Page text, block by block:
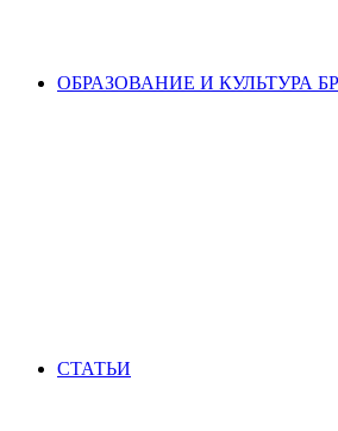
ОБРАЗОВАНИЕ И КУЛЬТУРА
СТАТЬИ